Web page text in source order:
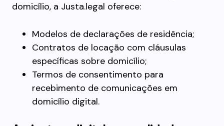
domicílio, a Justa.legal oferece:
Modelos de declarações de residência;
Contratos de locação com cláusulas
específicas sobre domicílio;
Termos de consentimento para
recebimento de comunicações em
domicílio digital.